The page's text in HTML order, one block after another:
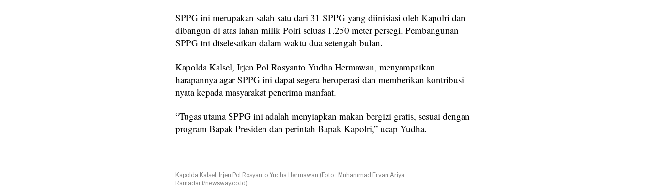
SPPG ini merupakan salah satu dari 31 SPPG yang diinisiasi oleh Kapolri dan
dibangun di atas lahan milik Polri seluas 1.250 meter persegi. Pembangunan
SPPG ini diselesaikan dalam waktu dua setengah bulan.
Kapolda Kalsel, Irjen Pol Rosyanto Yudha Hermawan, menyampaikan
harapannya agar SPPG ini dapat segera beroperasi dan memberikan kontribusi
nyata kepada masyarakat penerima manfaat.
“Tugas utama SPPG ini adalah menyiapkan makan bergizi gratis, sesuai dengan
program Bapak Presiden dan perintah Bapak Kapolri,” ucap Yudha.
Kapolda Kalsel, Irjen Pol Rosyanto Yudha Hermawan (Foto : Muhammad Ervan Ariya
Ramadani/newsway.co.id)